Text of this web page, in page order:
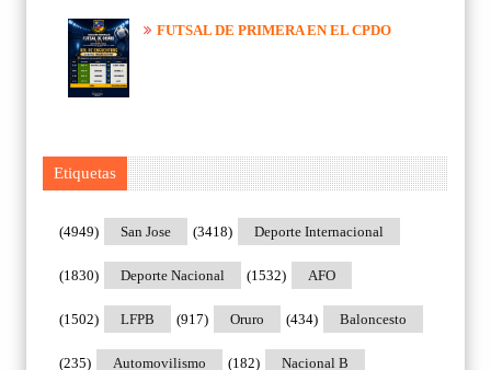
FUTSAL DE PRIMERA EN EL CPDO
Etiquetas
San Jose
(4949) Deporte Internacional
(3418)
Deporte Nacional
(1830) AFO
(1532)
LFPB
(1502) Oruro
(917) Baloncesto
(434)
Automovilismo
(235) Nacional B
(182)